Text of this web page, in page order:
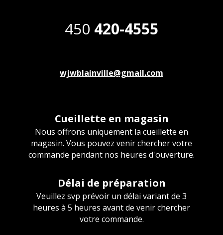
450 420-4555
wjwblainville@gmail.com
Cueillette en magasin
Nous offrons uniquement la cueillette en
magasin. Vous pouvez venir chercher votre
commande pendant nos heures d'ouverture.
Délai de préparation
Veuillez svp prévoir un délai variant de 3
heures à 5 heures avant de venir chercher
votre commande.